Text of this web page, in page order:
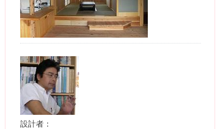
設計者：